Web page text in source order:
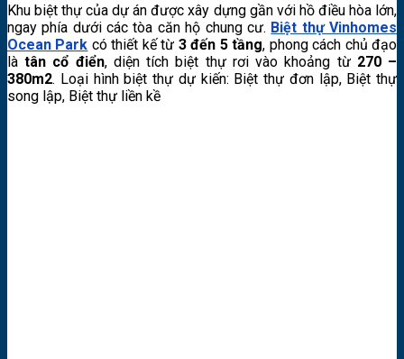
Khu biệt thự của dự án được xây dựng gần với hồ điều hòa lớn,
ngay phía dưới các tòa căn hộ chung cư. Biệt thự Vinhomes
Ocean Park có thiết kế từ 3 đến 5 tầng, phong cách chủ đạo
làtân cổ điển, diện tích biệt thự rơi vào khoảng từ 270 –
380m2. Loại hình biệt thự dự kiến: Biệt thự đơn lập, Biệt thự
song lập, Biệt thự liền kề